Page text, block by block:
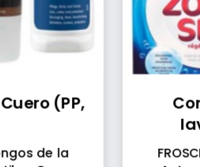
(PP,
de la